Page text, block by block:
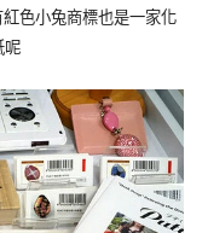
色小兔商標也是一家化
呢